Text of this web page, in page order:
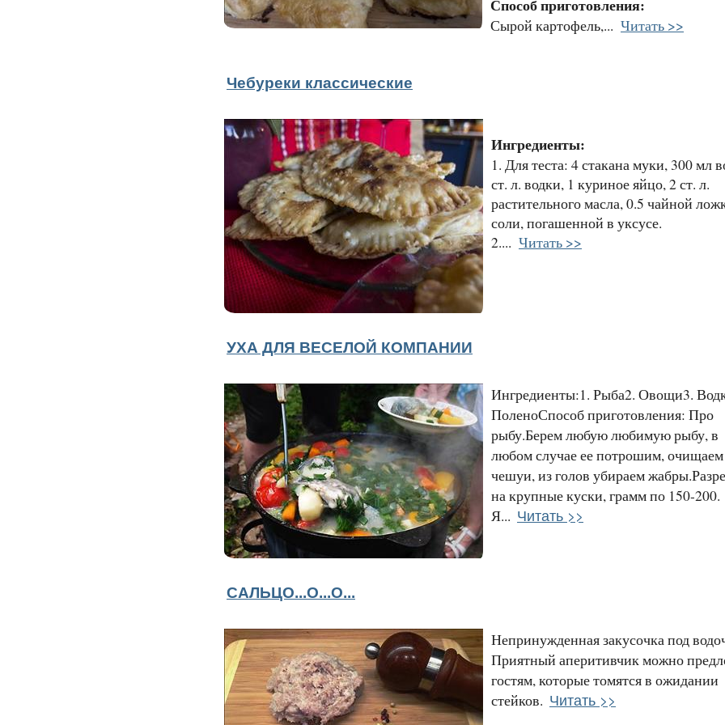
Способ приготовления:
Сырой картофель,... Читать >>
Чебуреки классические
Ингредиенты:
1. Для теста: 4 стакана муки, 300 мл
ст. л. водки, 1 куриное яйцо, 2 ст. л.
растительного масла, 0.5 чайной
соли, погашенной в уксусе.
2.... Читать >>
УХА ДЛЯ ВЕСЕЛОЙ КОМПАНИИ
Ингредиенты:1. Рыба2. Овощи3.
ПоленоСпособ приготовления: Про
рыбу.Берем любую любимую рыбу, в
любом случае ее потрошим,
чешуи, из голов убираем
на крупные куски, грамм по 150-200.
Я... Читать >>
САЛЬЦО...О...О...
Непринужденная закусочка под
Приятный аперитивчик можно
гостям, которые томятся в ожидании
стейков. Читать >>